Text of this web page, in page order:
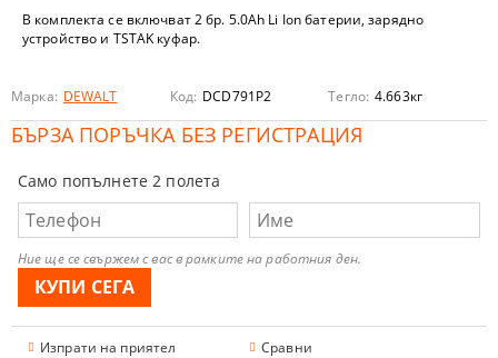
В комплекта се включват 2 бр. 5.0Ah Li Ion батерии, зарядно
устройство и TSTAK куфар.
Марка: DEWALT Код: DCD791P2 Тегло: 4.663кг
БЪРЗА ПОРЪЧКА БЕЗ РЕГИСТРАЦИЯ
Само попълнете 2 полета
Ние ще се свържем с вас в рамките на работния ден.
Изпрати на приятел Сравни